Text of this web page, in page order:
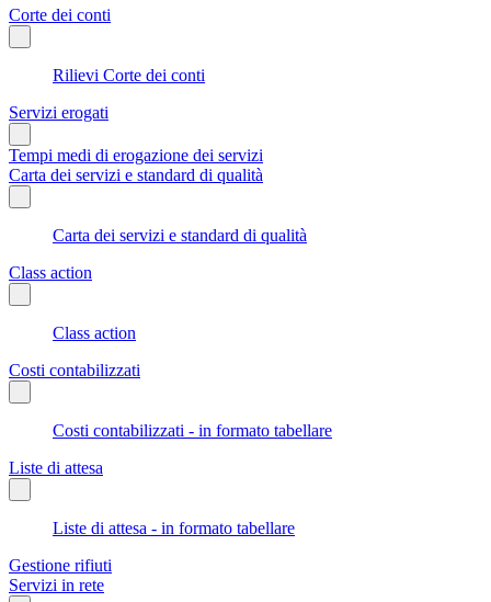
Corte dei conti
Rilievi Corte dei conti
Servizi erogati
Tempi medi di erogazione dei servizi
Carta dei servizi e standard di qualità
Carta dei servizi e standard di qualità
Class action
Class action
Costi contabilizzati
Costi contabilizzati - in formato tabellare
Liste di attesa
Liste di attesa - in formato tabellare
Gestione rifiuti
Servizi in rete